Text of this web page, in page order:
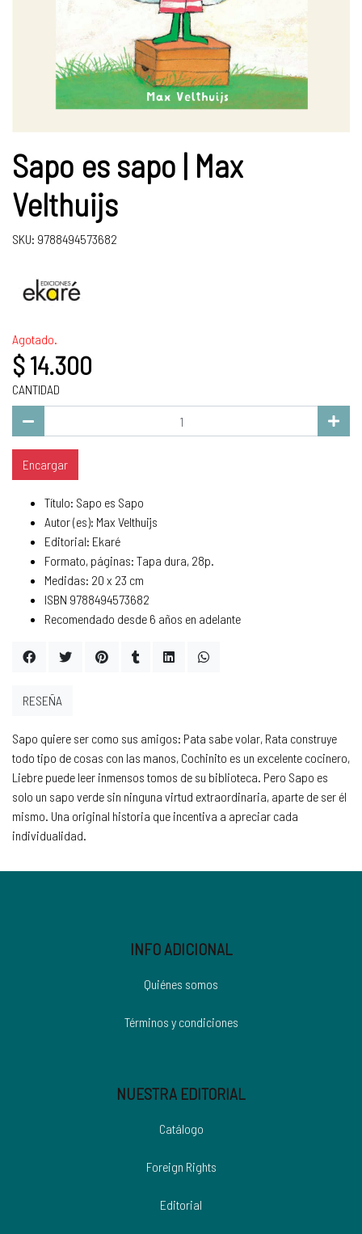
Sapo es sapo | Max
Velthuijs
SKU: 9788494573682
Agotado.
$ 14.300
CANTIDAD
Encargar
Título: Sapo es Sapo
Autor (es): Max Velthuijs
Editorial: Ekaré
Formato, páginas: Tapa dura, 28p.
Medidas: 20 x 23 cm
ISBN 9788494573682
Recomendado desde 6 años en adelante
Sapo quiere ser como sus amigos: Pata sabe volar, Rata construye
todo tipo de cosas con las manos, Cochinito es un excelente cocinero,
Liebre puede leer inmensos tomos de su biblioteca. Pero Sapo es
solo un sapo verde sin ninguna virtud extraordinaria, aparte de ser él
mismo. Una original historia que incentiva a apreciar cada
individualidad.
RESEÑA
INFO ADICIONAL
Quiénes somos
Términos y condiciones
NUESTRA EDITORIAL
Catálogo
Foreign Rights
Editorial